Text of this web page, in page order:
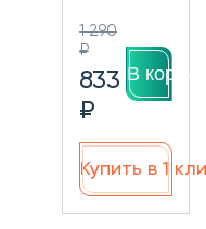
1 290
₽
833
₽
В
Купить в 1